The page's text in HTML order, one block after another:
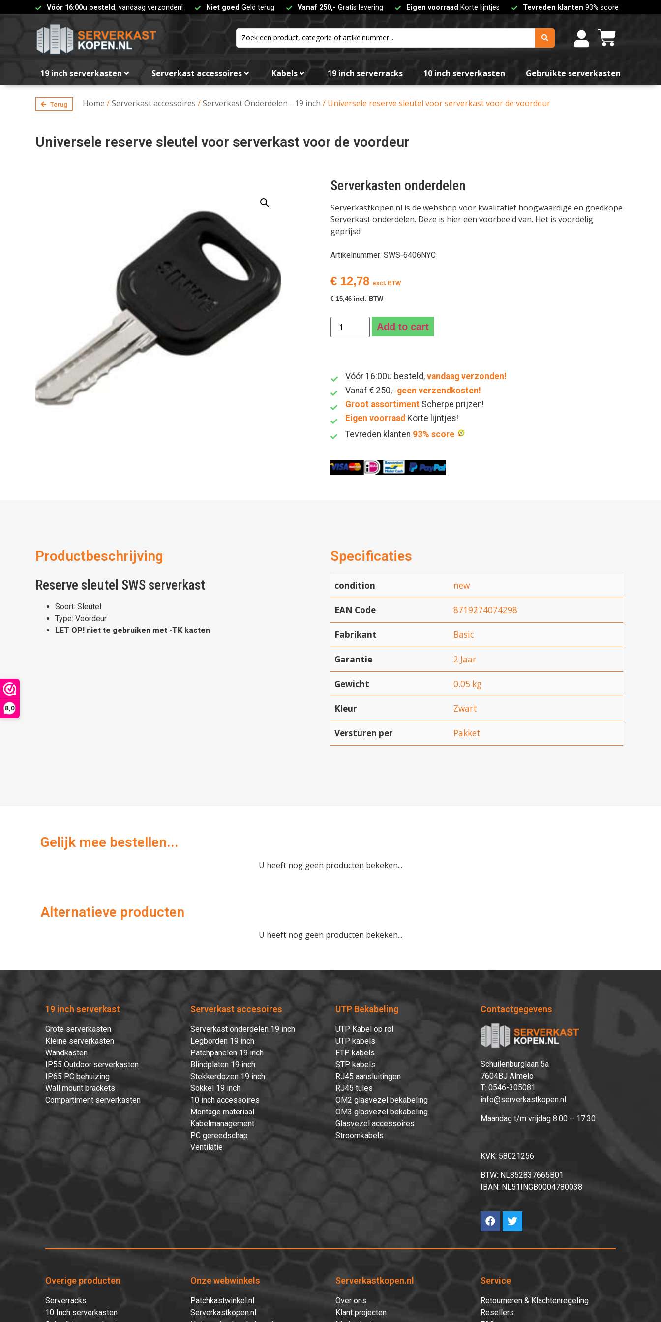
8,0
Vóór 16:00u besteld, vandaag verzonden! Niet goed Geld terug Vanaf 250,- Gratis levering Eigen voorraad Korte lijntjes Tevreden klanten 93% score
19 inch serverkasten Serverkast accessoires Kabels 19 inch serverracks 10 inch serverkasten Gebruikte serverkasten
Terug Home /Serverkast accessoires /Serverkast Onderdelen - 19 inch / Universele reserve sleutel voor serverkast voor de voordeur
Universele reserve sleutel voor serverkast voor de voordeur
Serverkasten onderdelen
Serverkastkopen.nl is de webshop voor kwalitatief hoogwaardige en goedkope
Serverkast onderdelen. Deze is hier een voorbeeld van. Het is voordelig
geprijsd.
Artikelnummer: SWS-6406NYC
€ 12,78 excl. BTW
€ 15,46 incl. BTW
Add to cart
Vóór 16:00u besteld, vandaag verzonden!
Vanaf € 250,- geen verzendkosten!
Groot assortiment Scherpe prijzen!
Eigen voorraad Korte lijntjes!
Tevreden klanten 93% score
Productbeschrijving
Reserve sleutel SWS serverkast
Soort: Sleutel
Type: Voordeur
LET OP! niet te gebruiken met -TK kasten
Specificaties
condition new
EAN Code 8719274074298
Fabrikant Basic
Garantie 2 Jaar
Gewicht 0.05 kg
Kleur Zwart
Versturen per Pakket
Gelijk mee bestellen...
U heeft nog geen producten bekeken...
Alternatieve producten
U heeft nog geen producten bekeken...
19 inch serverkast
Grote serverkasten
Kleine serverkasten
Wandkasten
IP55 Outdoor serverkasten
IP65 PC behuizing
Wall mount brackets
Compartiment serverkasten
Serverkast accesoires
Serverkast onderdelen 19 inch
Legborden 19 inch
Patchpanelen 19 inch
Blindplaten 19 inch
Stekkerdozen 19 inch
Sokkel 19 inch
10 inch accessoires
Montage materiaal
Kabelmanagement
PC gereedschap
Ventilatie
UTP Bekabeling
UTP Kabel op rol
UTP kabels
FTP kabels
STP kabels
RJ45 aansluitingen
RJ45 tules
OM2 glasvezel bekabeling
OM3 glasvezel bekabeling
Glasvezel accessoires
Stroomkabels
Contactgegevens
Schuilenburglaan 5a
7604BJ Almelo
T: 0546-305081
info@serverkastkopen.nl
Maandag t/m vrijdag 8:00 – 17:30
KVK: 58021256
BTW: NL852837665B01
IBAN: NL51INGB0004780038
Overige producten
Serverracks
10 Inch serverkasten
Onze webwinkels
Patchkastwinkel.nl
Serverkastkopen.nl
Serverkastkopen.nl
Over ons
Klant projecten
Service
Retourneren & Klachtenregeling
Resellers
Hartelijk dank!
Dit product is succesvol toegevoegd aan uw winkelwagen!